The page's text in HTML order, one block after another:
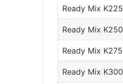
Ready Mix K225
Ready Mix K250
Ready Mix K275
Ready Mix K300